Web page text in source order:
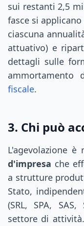
sui restanti 2,5
fasce si
ciascuna
attuativo) e
dettagli sulle
ammortamento
fiscale.
3. Chi può
L'agevolazione è
d'impresa che
a strutture
Stato,
(SRL, SPA,
settore di